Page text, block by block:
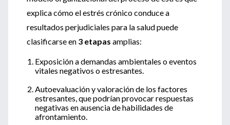
explica cómo el estrés crónico conduce a
resultados perjudiciales para la salud puede
clasificarse en 3 etapas amplias:
Exposición a demandas ambientales o eventos
vitales negativos o estresantes.
Autoevaluación y valoración de los factores
estresantes, que podrían provocar respuestas
negativas en ausencia de habilidades de
afrontamiento.